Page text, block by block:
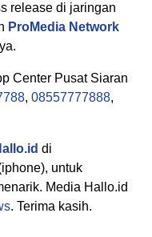
release di jaringan
ProMedia Network
Center Pusat Siaran
, 08557777888,
di
untuk
Media Hallo.id
. Terima kasih.